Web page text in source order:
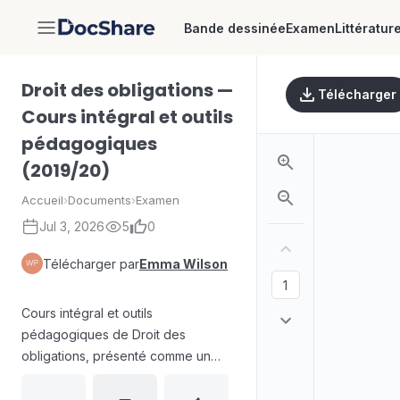
DocShare Bande dessinéeExamenLittérature
Droit des obligations —
Cours intégral et outils
pédagogiques
(2019/20)
Accueil›Documents›Examen
Jul 3, 2026 5 0
Télécharger parEmma Wilson
Cours intégral et outils
pédagogiques de Droit des
obligations, présenté comme un
Télécharger